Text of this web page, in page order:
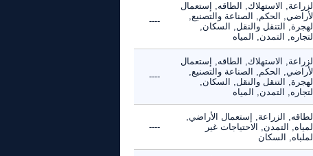
الزراعة, الاستهلاك, الطاقه, إستعمال
الأراضي, الحكم, الصناعة والتصنيع,
الهجرة, التنقل والنقل, السكان,
التجاره, التمدن, المياه
----
الزراعة, الاستهلاك, الطاقه, إستعمال
الأراضي, الحكم, الصناعة والتصنيع,
الهجرة, التنقل والنقل, السكان,
التجاره, التمدن, المياه
----
الطاقه, الزراعة, إستعمال الأراضي,
المياه, التمدن, الاحتياجات غير
الملباه, السكان
----